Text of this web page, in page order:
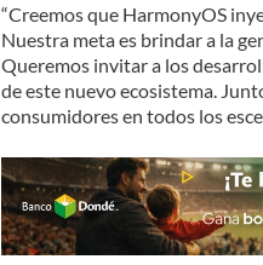
“Creemos que HarmonyOS
Nuestra meta es brindar a la
Queremos invitar a los
de este nuevo ecosistema.
consumidores en todos los